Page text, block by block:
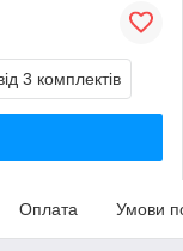
3 комплектів
Оплата Умови